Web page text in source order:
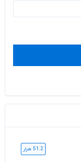
51.2 هزار